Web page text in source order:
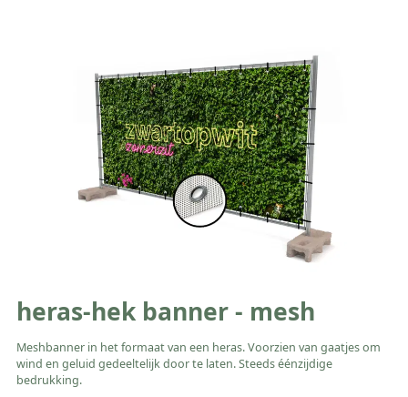
heras-hek banner - mesh
Meshbanner in het formaat van een heras. Voorzien van gaatjes om
wind en geluid gedeeltelijk door te laten. Steeds éénzijdige
bedrukking.